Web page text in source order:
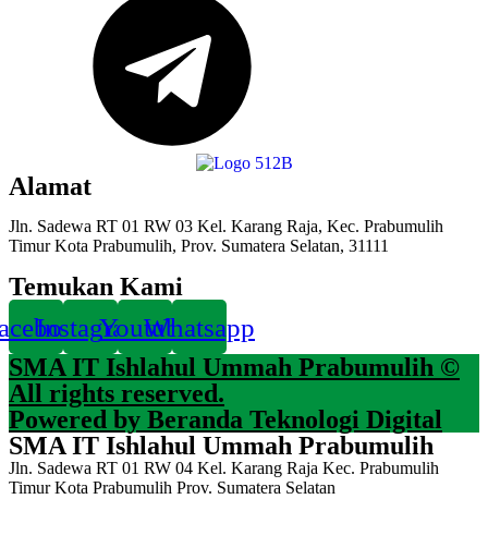
Alamat
Jln. Sadewa RT 01 RW 03 Kel. Karang Raja, Kec. Prabumulih
Timur Kota Prabumulih, Prov. Sumatera Selatan, 31111
Temukan Kami
InstagramYoutubeWhatsapp
SMA IT Ishlahul Ummah Prabumulih ©
All rights reserved.
Powered by Beranda Teknologi Digital
SMA IT Ishlahul Ummah Prabumulih
Jln. Sadewa RT 01 RW 04 Kel. Karang Raja Kec. Prabumulih
Timur Kota Prabumulih Prov. Sumatera Selatan